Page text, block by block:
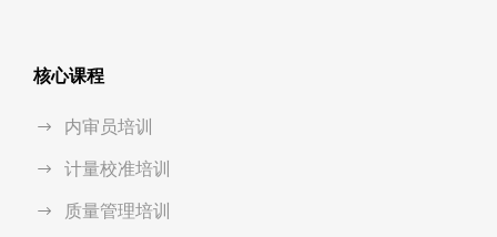
核心课程
内审员培训
计量校准培训
质量管理培训